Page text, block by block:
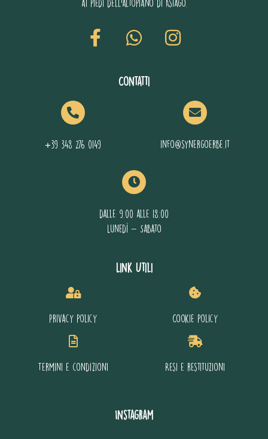
ai piedi dell’altopiano di Asiago.
Contatti
+39 348 276 0149 info@synergoerbe.it
dalle 9:00 alle 18:00
Lunedì - Sabato
Link Utili
Privacy policy Cookie policy
Termini e condizioni Resi e restituzioni
Instagram